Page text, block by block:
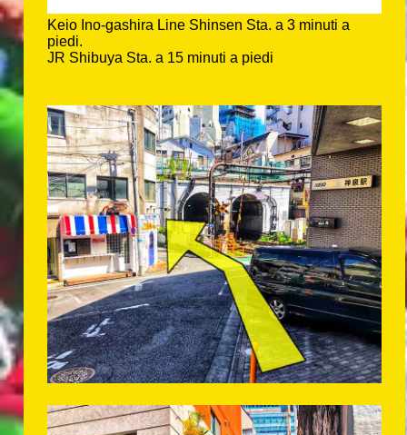
Keio Ino-gashira Line Shinsen Sta. a 3 minuti a
piedi.
JR Shibuya Sta. a 15 minuti a piedi